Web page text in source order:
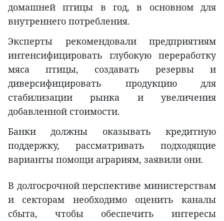
домашней птицы в год, в основном для
внутреннего потребления.
Эксперты рекомендовали предприятиям
интенсифицировать глубокую переработку
мяса птицы, создавать резервы и
диверсифицировать продукцию для
стабилизации рынка и увеличения
добавленной стоимости.
Банки должны оказывать кредитную
поддержку, рассматривать подходящие
варианты помощи аграриям, заявили они.
В долгосрочной перспективе министерствам
и секторам необходимо оценить каналы
сбыта, чтобы обеспечить интересы